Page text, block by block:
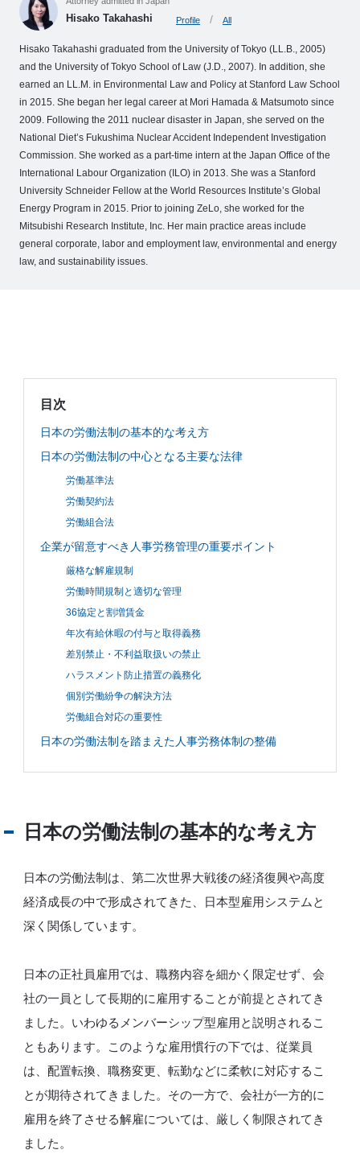
o
M
e
m
b
e
r
’
s
S
t
o
r
Hisako Takahashi Profile All
Hisako Takahashi graduated from the University of Tokyo (LL.B., 2005)
and the University of Tokyo School of Law (J.D., 2007). In addition, she
earned an LL.M. in Environmental Law and Policy at Stanford Law School
in 2015. She began her legal career at Mori Hamada & Matsumoto since
2009. Following the 2011 nuclear disaster in Japan, she served on the
National Diet’s Fukushima Nuclear Accident Independent Investigation
Commission. She worked as a part-time intern at the Japan Office of the
International Labour Organization (ILO) in 2013. She was a Stanford
University Schneider Fellow at the World Resources Institute’s Global
Energy Program in 2015. Prior to joining ZeLo, she worked for the
Mitsubishi Research Institute, Inc. Her main practice areas include
general corporate, labor and employment law, environmental and energy
law, and sustainability issues.
目次
日本の労働法制の基本的な考え方
日本の労働法制の中心となる主要な法律
労働基準法
労働契約法
労働組合法
企業が留意すべき人事労務管理の重要ポイント
厳格な解雇規制
労働時間規制と適切な管理
36協定と割増賃金
年次有給休暇の付与と取得義務
差別禁止・不利益取扱いの禁止
ハラスメント防止措置の義務化
個別労働紛争の解決方法
労働組合対応の重要性
日本の労働法制を踏まえた人事労務体制の整備
日本の労働法制の基本的な考え方
日本の労働法制は、第二次世界大戦後の経済復興や高度
経済成長の中で形成されてきた、日本型雇用システムと
深く関係しています。
日本の正社員雇用では、職務内容を細かく限定せず、会
社の一員として長期的に雇用することが前提とされてき
ました。いわゆるメンバーシップ型雇用と説明されるこ
ともあります。このような雇用慣行の下では、従業員
は、配置転換、職務変更、転勤などに柔軟に対応するこ
とが期待されてきました。その一方で、会社が一方的に
雇用を終了させる解雇については、厳しく制限されてき
ました。